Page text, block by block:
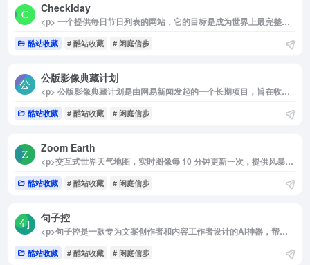
Checkiday
<p> 一个提供每日节日列表的网站，它的目标是成为世界上最完整的节日列表，能够自动更新以显示当天的节日。 </p>
酷站收藏 # 酷站收藏 # 闲庭信步
公版影像典藏计划
<p> 公版影像典藏计划是由网易新闻发起的一个长期项目，旨在收录和整理进入公共版权领域的影视作品及珍贵影像史料。该项目通过多维度的整合，包括词条编录、专家解读、趣味彩蛋和文献链接等，使这些经典影像不被埋没并自由流通。 </p>
酷站收藏 # 酷站收藏 # 闲庭信步
Zoom Earth
<p>交互式世界天气地图，实时图像每 10 分钟更新一次，提供风暴、天气预报、降水、火警等数据。</p>
酷站收藏 # 酷站收藏 # 闲庭信步
句子控
<p>句子控是一款专为文案创作者和内容工作者设计的AI神器，帮助用户高效生成优质文案并提供海量创意素材。无论是小红书爆文创作、文章标题生成，还是日周报撰写，句子控都能提供丰富的灵感资源，尤其适合那些需要大量创意的场景，让灵感源源不断，再也不用为找不到好句子而发愁。更重要的是，这款工具无需注册，打开即可使用，非常方便。</p><p>详细介绍：</p><p>句子控不仅是一个AI文案生成器，还汇集了经典电影台词、名人名言、古诗词、祝福语等海量高质量文案素材，无论是撰写小红书爆文、编辑朋友圈文案，还是灵感枯竭时的句子摘抄，这款工具都能提供丰富的内容来源。句子控的功能相当全面，不仅包括标题生成器、取名神器，还能自动生成符合场景的伤感文案、名言佳句等，特别适合需要持续输出创意的内容创作者和社交媒体用户。无需注册，随时可以在网页版或APP上获取所需内容，是一款提升效率的便捷工具。</p><img decoding="async" data-src="//www.40000.net/wp-content/uploads/2024/12/20241215075831-675e8c27df424.webp" src="https://www.40000.net/wp-content/themes/onenav/images/t.png" alt="句子控">
酷站收藏 # 酷站收藏 # 闲庭信步